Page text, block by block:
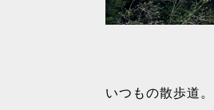
いつもの散歩道。